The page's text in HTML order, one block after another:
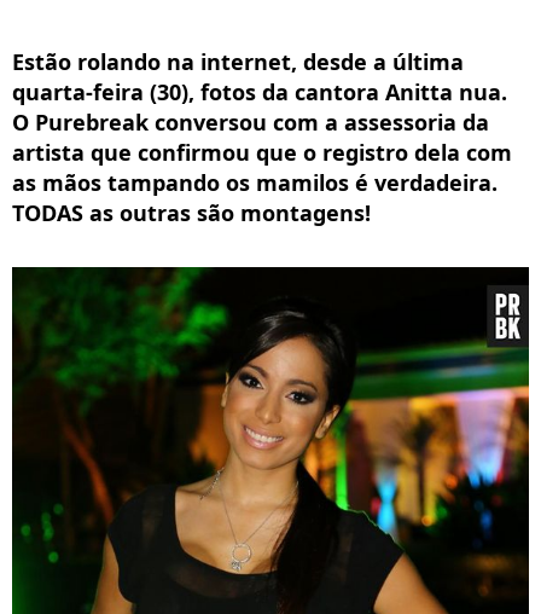
Estão rolando na internet, desde a última
quarta-feira (30), fotos da cantora Anitta nua.
O Purebreak conversou com a assessoria da
artista que confirmou que o registro dela com
as mãos tampando os mamilos é verdadeira.
TODAS as outras são montagens!